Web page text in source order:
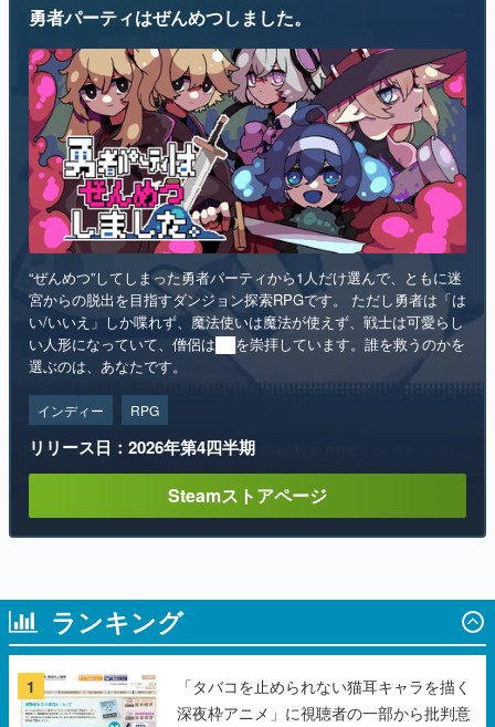
勇者パーティはぜんめつしました。
“ぜんめつ”してしまった勇者パーティから1人だけ選んで、ともに迷
宮からの脱出を目指すダンジョン探索RPGです。 ただし勇者は「は
い/いいえ」しか喋れず、魔法使いは魔法が使えず、戦士は可愛らし
い人形になっていて、僧侶は██を崇拝しています。誰を救うのかを
選ぶのは、あなたです。
インディー RPG
リリース日：2026年第4四半期
Steamストアページ
ランキング
1
「タバコを止められない猫耳キャラを描く
深夜枠アニメ」に視聴者の一部から批判意